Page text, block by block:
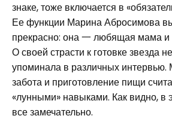
знаке, тоже включается в
Ее функции Марина Абросимова
прекрасно: она 一 любящая мама и
О своей страсти к готовке звезда
упоминала в различных интервью.
забота и приготовление пищи
«лунными» навыками. Как видно, в
все замечательно.